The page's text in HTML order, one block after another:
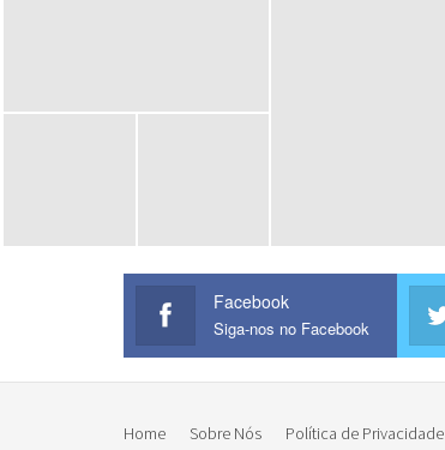
Facebook
Siga-nos no Facebook
Home Sobre Nós Política de Privacidade